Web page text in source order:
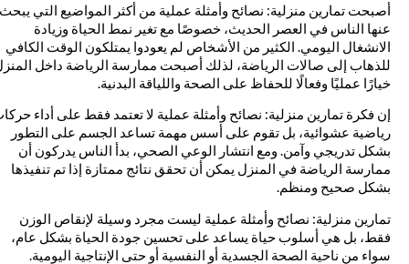
أصبحت تمارين منزلية: نصائح وأمثلة عملية من أكثر المواضيع التي يبحث
عنها الناس في العصر الحديث، خصوصًا مع تغير نمط الحياة وزيادة
الانشغال اليومي. الكثير من الأشخاص لم يعودوا يمتلكون الوقت الكافي
للذهاب إلى صالات الرياضة، لذلك أصبحت ممارسة الرياضة داخل المنزل
خيارًا عمليًا وفعالًا للحفاظ على الصحة واللياقة البدنية.
إن فكرة تمارين منزلية: نصائح وأمثلة عملية لا تعتمد فقط على أداء حركات
رياضية عشوائية، بل تقوم على أسس مهمة تساعد الجسم على التطور
بشكل تدريجي وآمن. ومع انتشار الوعي الصحي، بدأ الناس يدركون أن
ممارسة الرياضة في المنزل يمكن أن تحقق نتائج ممتازة إذا تم تنفيذها
بشكل صحيح ومنظم.
تمارين منزلية: نصائح وأمثلة عملية ليست مجرد وسيلة لإنقاص الوزن
فقط، بل هي أسلوب حياة يساعد على تحسين جودة الحياة بشكل عام،
سواء من ناحية الصحة الجسدية أو النفسية أو حتى الإنتاجية اليومية.